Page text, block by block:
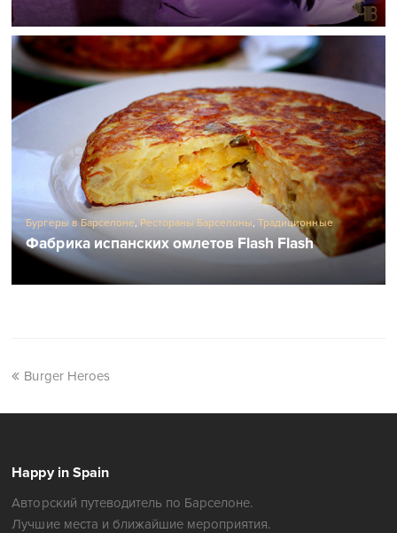
Бургеры в Барселоне, Рестораны Барселоны,Традиционные
испанские рестораны
Фабрика испанских омлетов Flash Flash
Burger Heroes
Happy in Spain
Авторский путеводитель по Барселоне.
Лучшие места и ближайшие мероприятия.